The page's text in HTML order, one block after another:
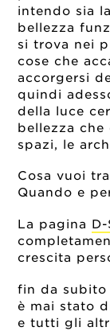
intendo sia
bellezza
si trova nei
cose che
accorgersi
quindi
della luce
bellezza
spazi, le
Cosa vuoi
Quando e
La pagina
crescita
fin da subito
è mai stato
e tutti gli